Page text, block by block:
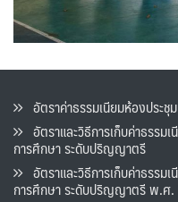
อัตราค่าธรรมเนียมห้องประชุม
อัตราและวิธีการเก็บค่าธรรมเ
การศึกษา ระดับปริญญาตรี
อัตราและวิธีการเก็บค่าธรรมเ
การศึกษา ระดับปริญญาตรี พ.ศ